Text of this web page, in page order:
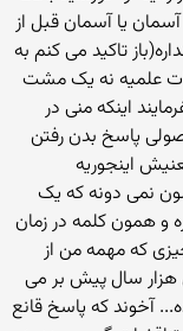
یا آسمان قبل از
تاکید می کنم به
علمیه نه یک مشت
اینکه منی در
پاسخ بدن رفتن
اینجوریه
نمی دونه که یک
و همون کلمه در زمان
که مهمه من از
هزار سال پیش بر می
آخوند که پاسخ قانع